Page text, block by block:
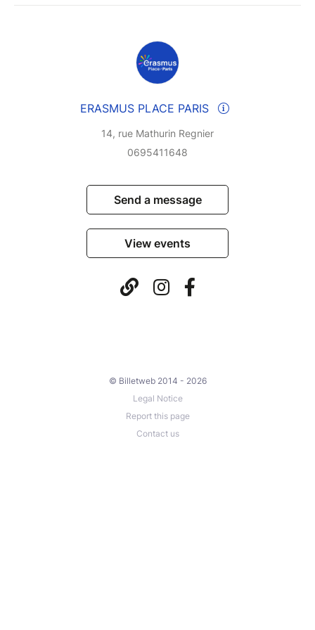
paiement par carte bancaire via notre option
Paypal | Payer avec PayPal, vous pouvez payer avec
votre carte de crédit si vous n’avez pas de compte
▬▬▬▬▬▬ A savoir : ▬▬▬▬▬▬
Vous devez être constamment en possession d’une
d’allergies, de problèmes médicaux particuliers
(asthme, diabète) et/ou de régime alimentaire
Pour les mineurs, une autorisation parentale ainsi que
ERASMUS PLACE PARIS
14, rue Mathurin Regnier
0695411648
Send a message
View events
© Billetweb 2014 - 2026
Legal Notice
Report this page
Contact us